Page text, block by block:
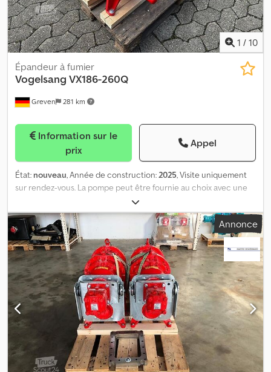
environ 6 m de long. Uniquement pour la vidange ! - Couvercle à
volet coulissant 600 KTS 30 - Couvercle à volet coulissant 600
pneumatique pour KTS 30 - Lieu de stockage : BNP PARIBAS
LEASE GR Chedpfxezpgrio Antja
1 / 10
Greven 281 km
Épandeur à fumier
Vogelsang VX186-260Q
prix
Appel
État: nouveau, Année de construction:2025, Visite uniquement
sur rendez-vous. La pompe peut être fournie au choix avec une
bride en acier ou en acier inoxydable. - Installation de pompage
VX186-260Q - Pompe à lobes rotatifs avec prise de force -
Position de montage verticale - Demi-coquille de carter matériau
0.6025 - Demi-coquille de carter type Injection S - Accessoires
demi-coquille matériau : acier - Plaque de protection radiale
matériau : HVSS - Arbre supérieur : P6 - Arbre inférieur : P6 -
Forme du lobe rotatif : HiFlo - Matériau du lobe rotatif : NBR -
Nombre d'ailettes sur le lobe rotatif : 4 - Matériau de la plaque de
protection : HVSS - Autres éléments de la plaque de protection :
pompe à faible friction, jeu +0,3 mm - Conception de la garniture :
Cartouche GLRD - Disposition de la garniture : simple - Anneau de
blocage 1 matériau : 1.4301 - Pression admissible : 5 bar - Taille du
raccord : DN200/8 pouces Emballage : Longueur : 1200 mm
Largeur : 800 mm Cedey E Uxlopfx Antoha Hauteur : 700 mm Poids
Annonce